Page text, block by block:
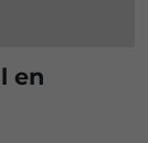
en